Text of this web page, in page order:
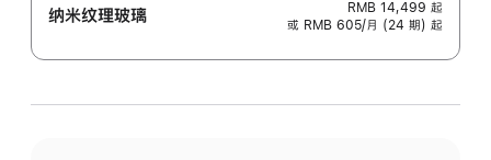
纳米纹理玻璃 RMB 14,499 起
或 RMB 605/月 (24 期) 起